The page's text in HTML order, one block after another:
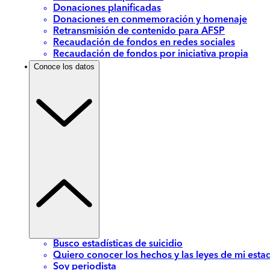
Donaciones planificadas
Donaciones en conmemoración y homenaje
Retransmisión de contenido para AFSP
Recaudación de fondos en redes sociales
Recaudación de fondos por iniciativa propia
Conoce los datos
Busco estadísticas de suicidio
Quiero conocer los hechos y las leyes de mi
Soy periodista